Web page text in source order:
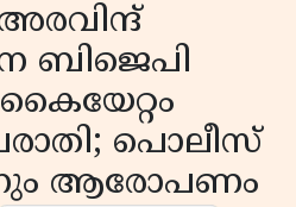
ബിജെപി
പൊലീസ്
ആരോപണം